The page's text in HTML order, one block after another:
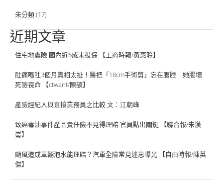
未分類(17)
近期文章
住宅地震險 國內近6成未投保 【工商時報/黃惠聆】
肚痛嘔吐3個月真相太扯！醫把「18cm手術剪」忘在腹腔 她腸壞
死險喪命 【ctwant/陳頡】
產險經紀人與直接業務員之比較 文：江朝峰
致癌毒油事件產品責任險不見得理賠 官員點出關鍵 【聯合報/朱漢
崙】
颱風造成車輛泡水能理賠？汽車全險常見迷思曝光 【自由時報/陳英
傑】